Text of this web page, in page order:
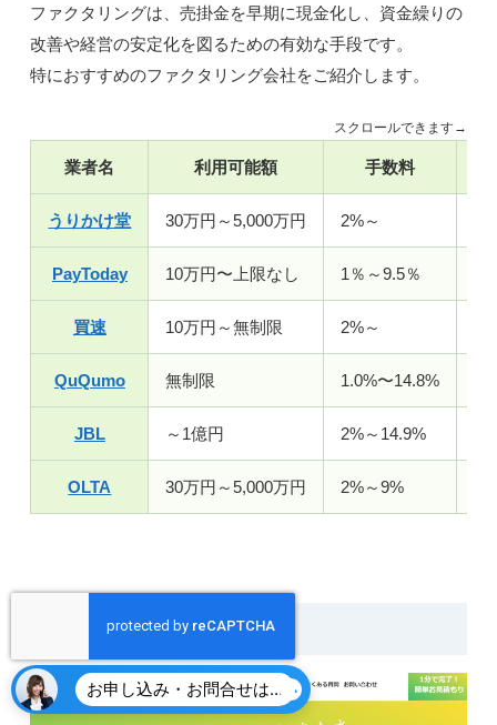
ファクタリングは、売掛金を早期に現金化し、資金繰りの
改善や経営の安定化を図るための有効な手段です。
特におすすめのファクタリング会社をご紹介します。
スクロールできます→
業者名 利用可能額 手数料
うりかけ堂 30万円～5,000万円 2%～
PayToday 10万円〜上限なし 1％～9.5％
買速 10万円～無制限 2%～
QuQumo 無制限 1.0%〜14.8%
JBL ～1億円 2%～14.9%
OLTA 30万円～5,000万円 2%～9%
うりかけ堂
お申し込み・お問合せはこちら